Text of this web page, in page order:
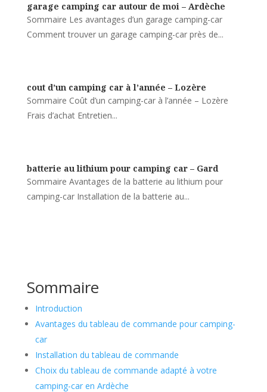
garage camping car autour de moi – Ardèche
Sommaire Les avantages d’un garage camping-car
Comment trouver un garage camping-car près de...
cout d’un camping car à l’année – Lozère
Sommaire Coût d’un camping-car à l’année – Lozère
Frais d’achat Entretien...
batterie au lithium pour camping car – Gard
Sommaire Avantages de la batterie au lithium pour
camping-car Installation de la batterie au...
Sommaire
Introduction
Avantages du tableau de commande pour camping-
car
Installation du tableau de commande
Choix du tableau de commande adapté à votre
camping-car en Ardèche